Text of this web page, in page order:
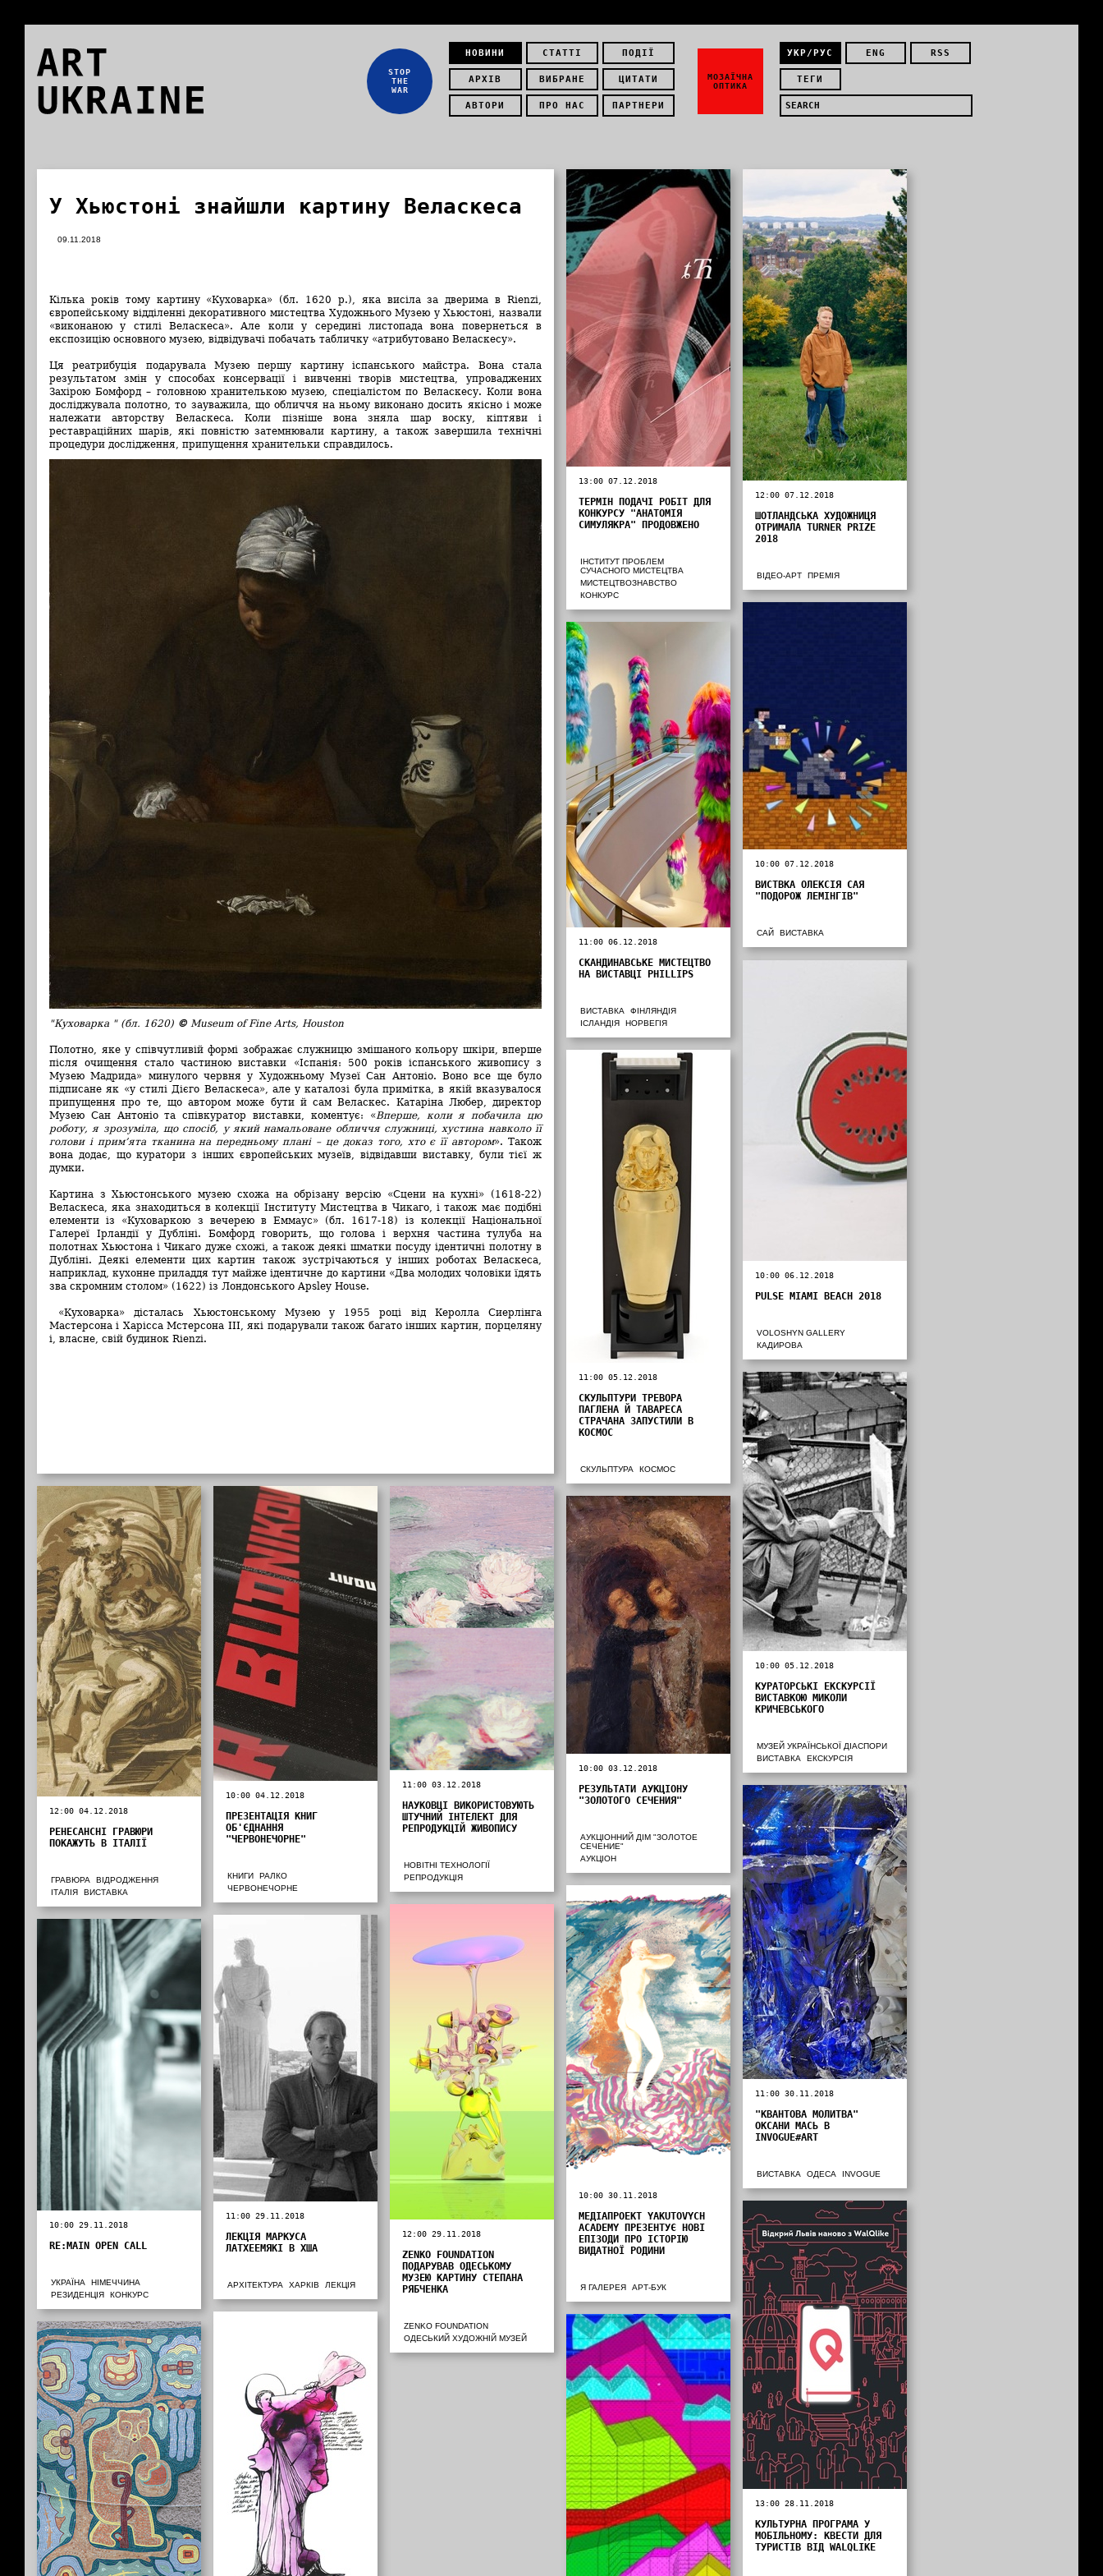
ART
UKRAINE
НОВИНИ СТАТТІ ПОДІЇ
АРХІВ ВИБРАНЕ ЦИТАТИ
АВТОРИ ПРО НАС ПАРТНЕРИ
STOP
THE
WAR
УКР/РУС ENG RSS
ТЕГИ
МОЗАЇЧНА
ОПТИКА
У Хьюстоні знайшли картину Веласкеса
09.11.2018
Кілька років тому картину «Куховарка» (бл. 1620 р.), яка висіла за дверима в Rienzi,
європейському відділенні декоративного мистецтва Художнього Музею у Хьюстоні, назвали
«виконаною у стилі Веласкеса». Але коли у середині листопада вона повернеться в
експозицію основного музею, відвідувачі побачать табличку «атрибутовано Веласкесу».
Ця реатрибуція подарувала Музею першу картину іспанського майстра. Вона стала
результатом змін у способах консервації і вивченні творів мистецтва, упроваджених
Захірою Бомфорд – головною хранителькою музею, спеціалістом по Веласкесу. Коли вона
досліджувала полотно, то зауважила, що обличчя на ньому виконано досить якісно і може
належати авторству Веласкеса. Коли пізніше вона зняла шар воску, кіптяви і
реставраційних шарів, які повністю затемнювали картину, а також завершила технічні
процедури дослідження, припущення хранительки справдилось.
"Куховарка " (бл. 1620) © Museum of Fine Arts, Houston
Полотно, яке у співчутливій формі зображає служницю змішаного кольору шкіри, вперше
після очищення стало частиною виставки «Іспанія: 500 років іспанського живопису з
Музею Мадрида» минулого червня у Художньому Музеї Сан Антоніо. Воно все ще було
підписане як «у стилі Дієго Веласкеса», але у каталозі була примітка, в якій вказувалося
припущення про те, що автором може бути й сам Веласкес. Катаріна Любер, директор
Музею Сан Антоніо та співкуратор виставки, коментує: «Вперше, коли я побачила цю
роботу, я зрозуміла, що спосіб, у який намальоване обличчя служниці, хустина навколо її
голови і прим’ята тканина на передньому плані – це доказ того, хто є її автором». Також
вона додає, що куратори з інших європейських музеїв, відвідавши виставку, були тієї ж
думки.
Картина з Хьюстонського музею схожа на обрізану версію «Сцени на кухні» (1618-22)
Веласкеса, яка знаходиться в колекції Інституту Мистецтва в Чикаго, і також має подібні
елементи із «Куховаркою з вечерею в Еммаус» (бл. 1617-18) із колекції Національної
Галереї Ірландії у Дубліні. Бомфорд говорить, що голова і верхня частина тулуба на
полотнах Хьюстона і Чикаго дуже схожі, а також деякі шматки посуду ідентичні полотну в
Дубліні. Деякі елементи цих картин також зустрічаються у інших роботах Веласкеса,
наприклад, кухонне приладдя тут майже ідентичне до картини «Два молодих чоловіки їдять
зва скромним столом» (1622) із Лондонського Apsley House.
«Куховарка» дісталась Хьюстонському Музею у 1955 році від Керолла Сиерлінга
Мастерсона і Харісса Мстерсона ІІІ, які подарували також багато інших картин, порцеляну
і, власне, свій будинок Rienzi.
13:00 07.12.2018
ТЕРМІН ПОДАЧІ РОБІТ ДЛЯ
КОНКУРСУ "АНАТОМІЯ
СИМУЛЯКРА" ПРОДОВЖЕНО
ІНСТИТУТ ПРОБЛЕМ
СУЧАСНОГО МИСТЕЦТВА
МИСТЕЦТВОЗНАВСТВО
КОНКУРС
12:00 07.12.2018
ШОТЛАНДСЬКА ХУДОЖНИЦЯ
ОТРИМАЛА TURNER PRIZE
2018
ВІДЕО-АРТ ПРЕМІЯ
10:00 07.12.2018
ВИСТВКА ОЛЕКСІЯ САЯ
"ПОДОРОЖ ЛЕМІНГІВ"
САЙ
ВИСТАВКА
11:00 06.12.2018
СКАНДИНАВСЬКЕ МИСТЕЦТВО
НА ВИСТАВЦІ PHILLIPS
ВИСТАВКА
ФІНЛЯНДІЯ
ІСЛАНДІЯ
НОРВЕГІЯ
10:00 06.12.2018
PULSE MIAMI BEACH 2018
VOLOSHYN GALLERY
КАДИРОВА
11:00 05.12.2018
СКУЛЬПТУРИ ТРЕВОРА
ПАГЛЕНА Й ТАВАРЕСА
СТРАЧАНА ЗАПУСТИЛИ В
КОСМОС
СКУЛЬПТУРА КОСМОС
10:00 05.12.2018
КУРАТОРСЬКІ ЕКСКУРСІЇ
ВИСТАВКОЮ МИКОЛИ
КРИЧЕВСЬКОГО
МУЗЕЙ УКРАЇНСЬКОЇ ДІАСПОРИ
ВИСТАВКА
ЕКСКУРСІЯ
12:00 04.12.2018
РЕНЕСАНСНІ ГРАВЮРИ
ПОКАЖУТЬ В ІТАЛІЇ
ГРАВЮРА
ВІДРОДЖЕННЯ
ІТАЛІЯ
ВИСТАВКА
10:00 04.12.2018
ПРЕЗЕНТАЦІЯ КНИГ
ОБ'ЄДНАННЯ
"ЧЕРВОНЕЧОРНЕ"
КНИГИ
РАЛКО
ЧЕРВОНЕЧОРНЕ
11:00 03.12.2018
НАУКОВЦІ ВИКОРИСТОВУЮТЬ
ШТУЧНИЙ ІНТЕЛЕКТ ДЛЯ
РЕПРОДУКЦІЙ ЖИВОПИСУ
НОВІТНІ ТЕХНОЛОГІЇ
РЕПРОДУКЦІЯ
10:00 03.12.2018
РЕЗУЛЬТАТИ АУКЦІОНУ
"ЗОЛОТОГО СЕЧЕНИЯ"
АУКЦІОННИЙ ДІМ "ЗОЛОТОЕ
СЕЧЕНИЕ"
АУКЦІОН
11:00 30.11.2018
"КВАНТОВА МОЛИТВА"
ОКСАНИ МАСЬ В
INVOGUE#ART
ВИСТАВКА ОДЕСА INVOGUE
10:00 30.11.2018
МЕДІАПРОЕКТ YAKUTOVYCH
ACADEMY ПРЕЗЕНТУЄ НОВІ
ЕПІЗОДИ ПРО ІСТОРІЮ
ВИДАТНОЇ РОДИНИ
Я ГАЛЕРЕЯ АРТ-БУК
12:00 29.11.2018
ZENKO FOUNDATION
ПОДАРУВАВ ОДЕСЬКОМУ
МУЗЕЮ КАРТИНУ СТЕПАНА
РЯБЧЕНКА
ZENKO FOUNDATION
ОДЕСЬКИЙ ХУДОЖНІЙ МУЗЕЙ
11:00 29.11.2018
ЛЕКЦІЯ МАРКУСА
ЛАТХЕЕМЯКІ В ХША
АРХІТЕКТУРА ХАРКІВ ЛЕКЦІЯ
10:00 29.11.2018
RE:MAIN OPEN CALL
УКРАЇНА
НІМЕЧЧИНА
РЕЗИДЕНЦІЯ
КОНКУРС
13:00 28.11.2018
КУЛЬТУРНА ПРОГРАМА У
МОБІЛЬНОМУ: КВЕСТИ ДЛЯ
ТУРИСТІВ ВІД WALQLIKE